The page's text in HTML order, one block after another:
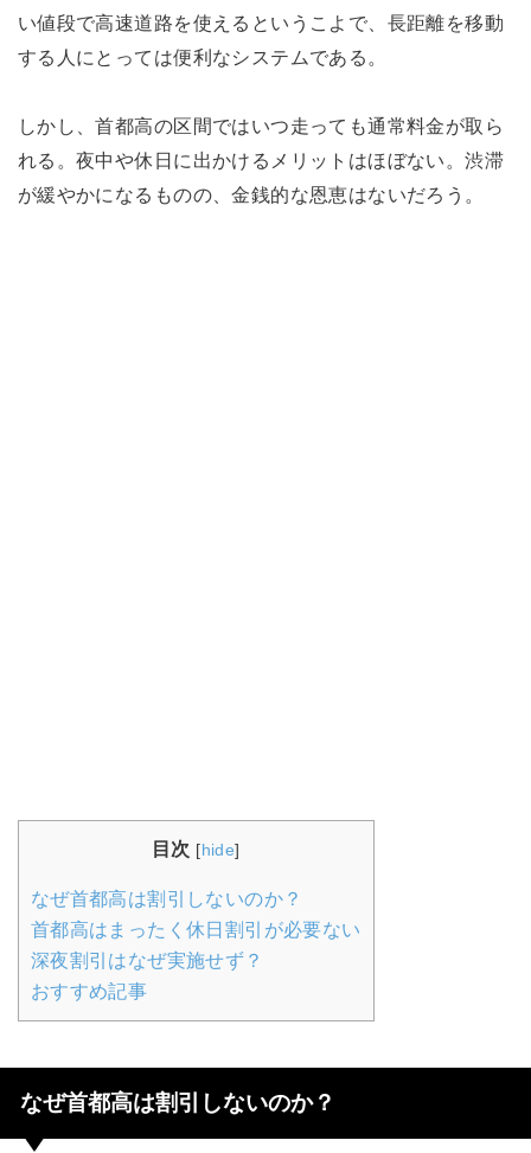
い値段で高速道路を使えるというこよで、長距離を移動
する人にとっては便利なシステムである。
しかし、首都高の区間ではいつ走っても通常料金が取ら
れる。夜中や休日に出かけるメリットはほぼない。渋滞
が緩やかになるものの、金銭的な恩恵はないだろう。
目次 [hide]
なぜ首都高は割引しないのか？
首都高はまったく休日割引が必要ない
深夜割引はなぜ実施せず？
おすすめ記事
なぜ首都高は割引しないのか？